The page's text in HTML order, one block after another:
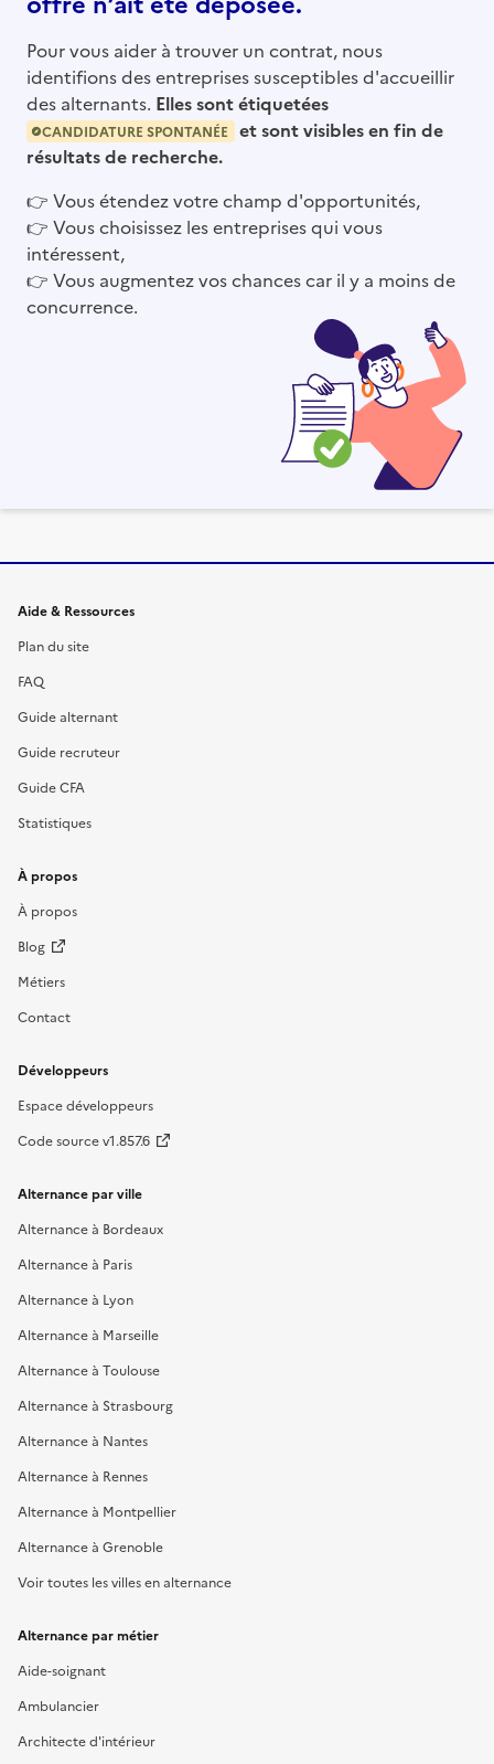
Pour vous aider à trouver un contrat, nous
identifions des entreprises susceptibles d'accueillir
des alternants. Elles sont étiquetées
CANDIDATURE SPONTANÉE
et sont visibles en fin de
résultats de recherche.
👉 Vous étendez votre champ d'opportunités,
👉 Vous choisissez les entreprises qui vous
intéressent,
👉 Vous augmentez vos chances car il y a moins de
concurrence.
Informations et liens du site
Aide & Ressources
Plan du site
FAQ
Guide alternant
Guide recruteur
Guide CFA
Statistiques
À propos
À propos
Blog
Métiers
Contact
Développeurs
Espace développeurs
Code source v1.857.6
Alternance par ville
Alternance à Bordeaux
Alternance à Paris
Alternance à Lyon
Alternance à Marseille
Alternance à Toulouse
Alternance à Strasbourg
Alternance à Nantes
Alternance à Rennes
Alternance à Montpellier
Alternance à Grenoble
Voir toutes les villes en alternance
Alternance par métier
Aide-soignant
Ambulancier
Architecte d'intérieur